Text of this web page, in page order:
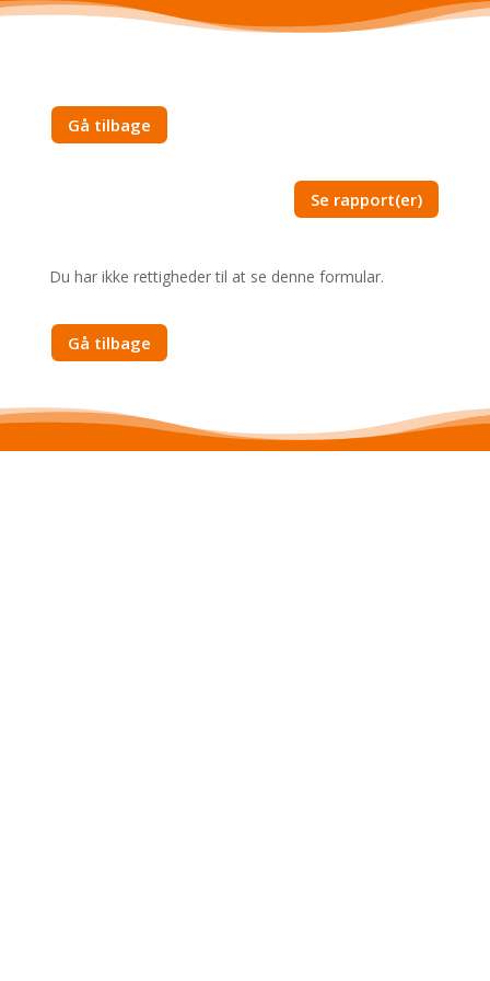
Gå tilbage
Se rapport(er)
Du har ikke rettigheder til at se denne formular.
Gå tilbage